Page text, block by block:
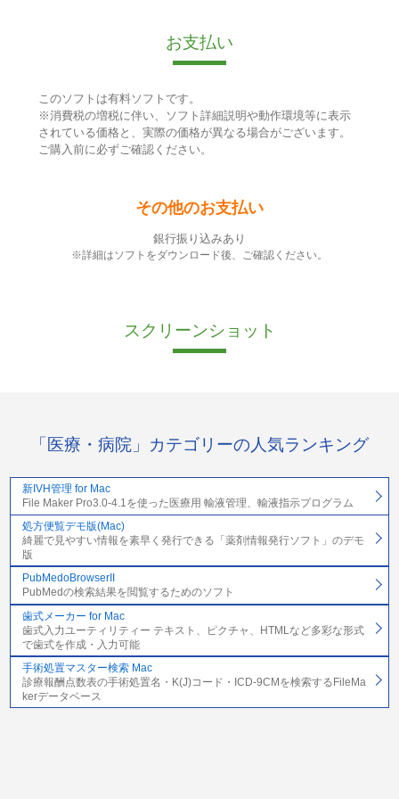
お支払い
このソフトは有料ソフトです。
※消費税の増税に伴い、ソフト詳細説明や動作環境等に表示
されている価格と、実際の価格が異なる場合がございます。
ご購入前に必ずご確認ください。
その他のお支払い
銀行振り込みあり
※詳細はソフトをダウンロード後、ご確認ください。
スクリーンショット
「医療・病院」カテゴリーの人気ランキング
新IVH管理 for Mac
File Maker Pro3.0-4.1を使った医療用 輸液管理、輸液指示プログラム
処方便覧デモ版(Mac)
綺麗で見やすい情報を素早く発行できる「薬剤情報発行ソフト」のデモ
版
PubMedoBrowserII
PubMedの検索結果を閲覧するためのソフト
歯式メーカー for Mac
歯式入力ユーティリティー テキスト、ピクチャ、HTMLなど多彩な形式
で歯式を作成・入力可能
手術処置マスター検索 Mac
診療報酬点数表の手術処置名・K(J)コード・ICD-9CMを検索するFileMa
kerデータベース